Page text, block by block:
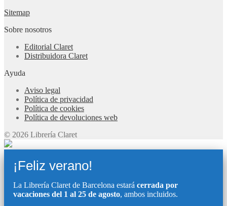
Sitemap
Sobre nosotros
Editorial Claret
Distribuidora Claret
Ayuda
Aviso legal
Política de privacidad
Política de cookies
Política de devoluciones web
© 2026 Librería Claret
¡Feliz verano!
La Librería Claret de Barcelona estará cerrada por
vacaciones del 1 al 25 de agosto, ambos incluidos.